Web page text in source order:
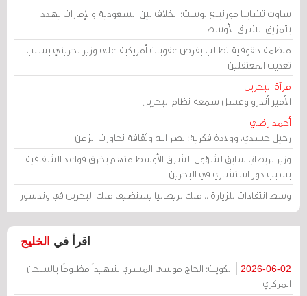
ساوث تشاينا مورنينغ بوست: الخلاف بين السعودية والإمارات يهدد
بتمزيق الشرق الأوسط
منظمة حقوقية تطالب بفرض عقوبات أمريكية على وزير بحريني بسبب
تعذيب المعتقلين
مرآة البحرين
الأمير أندرو وغسل سمعة نظام البحرين
أحمد رضي
رحيل جسدي، وولادة فكرية: نصر الله وثقافة تجاوزت الزمن
وزير بريطاني سابق لشؤون الشرق الأوسط متهم بخرق قواعد الشفافية
بسبب دور استشاري في البحرين
وسط انتقادات للزيارة .. ملك بريطانيا يستضيف ملك البحرين في وندسور
اقرأ في الخليج
2026-06-02
الكويت: الحاج موسى المسري شهيداً مظلومًا بالسجن
المركزي